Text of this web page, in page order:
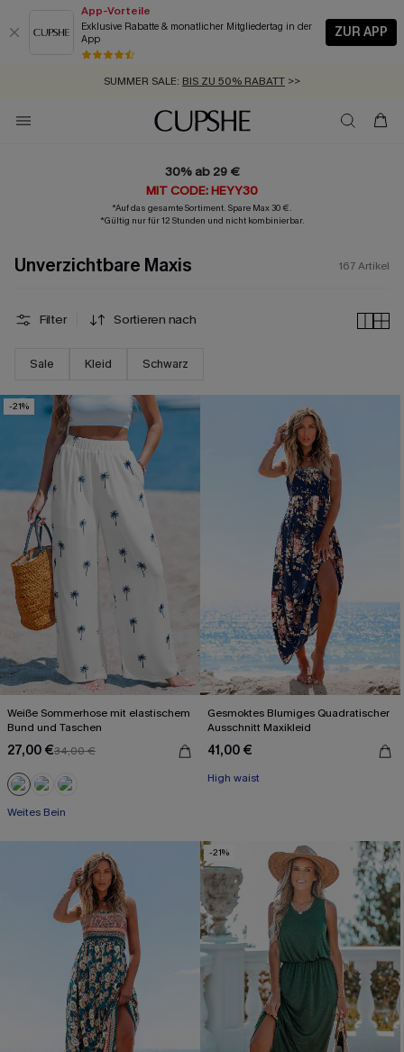
App-Vorteile
Exklusive Rabatte & monatlicher Mitgliedertag in der
App
ZUR APP
GRATIS MASSBAND MIT JEDEM SCHNELLVERSAND-ARTIKEL >>
SUMMER SALE:
ZUM NEWSLETTER:BIS ZU -20% EXTRA ERHALTEN
KOSTENLOSER VERSAND AB 89 €
30% ab 29 €
MIT CODE: HEYY30
*Auf das gesamte Sortiment. Spare Max 30 €.
*Gültig nur für 12 Stunden und nicht kombinierbar.
Unverzichtbare Maxis 167Artikel
Filter Sortieren nach
Sale Kleid Schwarz
-21%
Weiße Sommerhose mit elastischem
Bund und Taschen
27,00 €34,00 €
Weites Bein
Gesmoktes Blumiges Quadratischer
Ausschnitt Maxikleid
41,00 €
High waist
-21%